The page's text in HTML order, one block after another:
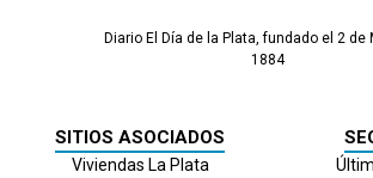
Diario El Día de la Plata, fundado el 2 de
1884
SITIOS ASOCIADOS
Viviendas La Plata